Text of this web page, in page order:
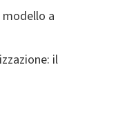
a
il